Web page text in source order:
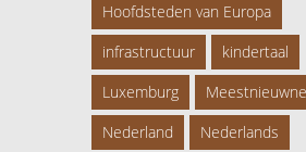
Hoofdsteden van Europa
infrastructuur
kindertaal
Luxemburg
Nederland
Nederlands